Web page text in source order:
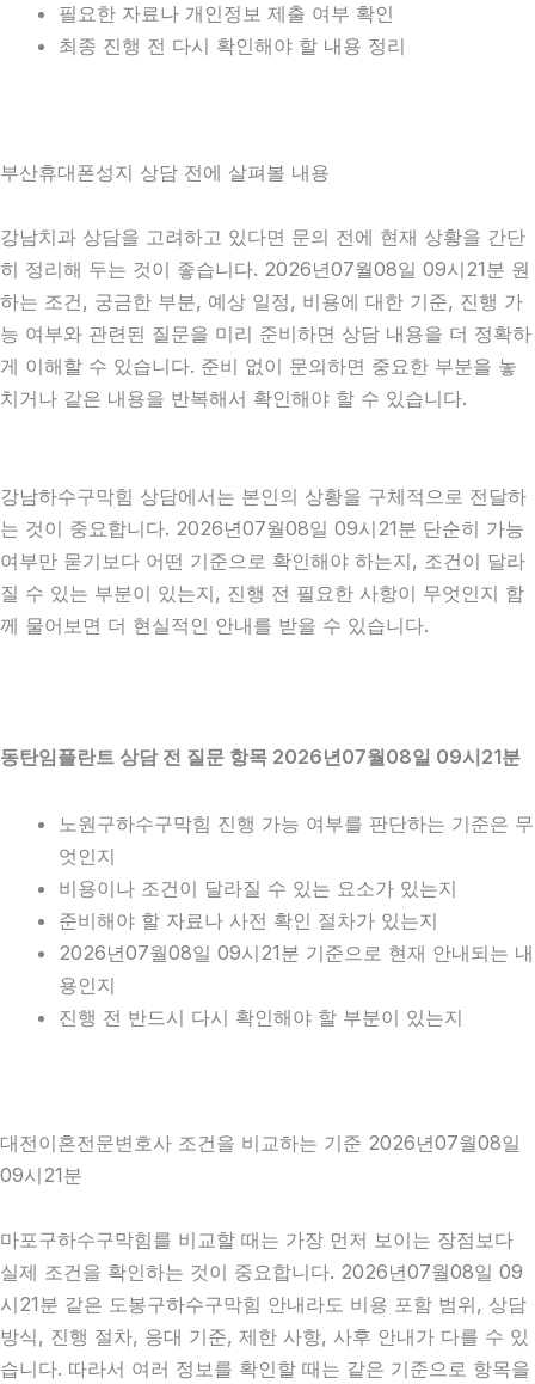
필요한 자료나 개인정보 제출 여부 확인
최종 진행 전 다시 확인해야 할 내용 정리
부산휴대폰성지 상담 전에 살펴볼 내용
강남치과 상담을 고려하고 있다면 문의 전에 현재 상황을 간단
히 정리해 두는 것이 좋습니다. 2026년07월08일 09시21분 원
하는 조건, 궁금한 부분, 예상 일정, 비용에 대한 기준, 진행 가
능 여부와 관련된 질문을 미리 준비하면 상담 내용을 더 정확하
게 이해할 수 있습니다. 준비 없이 문의하면 중요한 부분을 놓
치거나 같은 내용을 반복해서 확인해야 할 수 있습니다.
강남하수구막힘 상담에서는 본인의 상황을 구체적으로 전달하
는 것이 중요합니다. 2026년07월08일 09시21분 단순히 가능
여부만 묻기보다 어떤 기준으로 확인해야 하는지, 조건이 달라
질 수 있는 부분이 있는지, 진행 전 필요한 사항이 무엇인지 함
께 물어보면 더 현실적인 안내를 받을 수 있습니다.
동탄임플란트 상담 전 질문 항목 2026년07월08일 09시21분
노원구하수구막힘 진행 가능 여부를 판단하는 기준은 무
엇인지
비용이나 조건이 달라질 수 있는 요소가 있는지
준비해야 할 자료나 사전 확인 절차가 있는지
2026년07월08일 09시21분 기준으로 현재 안내되는 내
용인지
진행 전 반드시 다시 확인해야 할 부분이 있는지
대전이혼전문변호사 조건을 비교하는 기준 2026년07월08일
09시21분
마포구하수구막힘를 비교할 때는 가장 먼저 보이는 장점보다
실제 조건을 확인하는 것이 중요합니다. 2026년07월08일 09
시21분 같은 도봉구하수구막힘 안내라도 비용 포함 범위, 상담
방식, 진행 절차, 응대 기준, 제한 사항, 사후 안내가 다를 수 있
습니다. 따라서 여러 정보를 확인할 때는 같은 기준으로 항목을